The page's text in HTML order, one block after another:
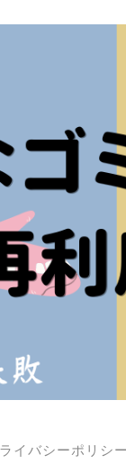
イバシーポリシー